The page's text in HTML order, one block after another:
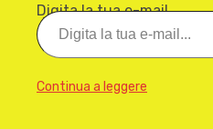
Digita la tua e-mail...
Continua a leggere